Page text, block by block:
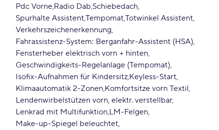
Pdc Vorne Radio Dab Schiebedach
Spurhalte AssistentTempomatTotwinkel Assistent
Verkehrszeichenerkennung
Fahrassistenz-System: Berganfahr-Assistent (HSA)
Fensterheber elektrisch vorn + hinten
Geschwindigkeits-Regelanlage (Tempomat)
Isofix-Aufnahmen für Kindersitz Keyless-Start
Klimaautomatik 2-Zonen Komfortsitze vorn Textil
Lendenwirbelstützen vorn, elektr. verstellbar
Lenkrad mit Multifunktion LM-Felgen
Make-up-Spiegel beleuchtet